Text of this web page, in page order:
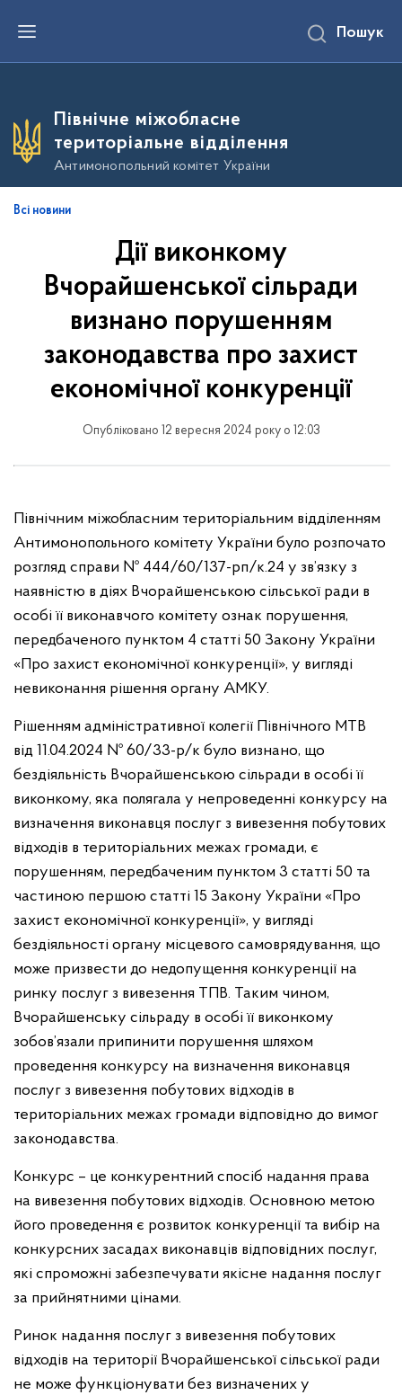
е
о
о
в
Пошук
Північне міжобласне
територіальне відділення
Антимонопольний комітет України
Всі новини
Дії виконкому
Вчорайшенської сільради
визнано порушенням
законодавства про захист
економічної конкуренції
Опубліковано 12 вересня 2024 року о 12:03
Північним міжобласним територіальним відділенням
Антимонопольного комітету України було розпочато
розгляд справи № 444/60/137-рп/к.24 у зв’язку з
наявністю в діях Вчорайшенською сільської ради в
особі її виконавчого комітету ознак порушення,
передбаченого пунктом 4 статті 50 Закону України
«Про захист економічної конкуренції», у вигляді
невиконання рішення органу АМКУ.
Рішенням адміністративної колегії Північного МТВ
від 11.04.2024 № 60/33-р/к було визнано, що
бездіяльність Вчорайшенською сільради в особі її
виконкому, яка полягала у непроведенні конкурсу на
визначення виконавця послуг з вивезення побутових
відходів в територіальних межах громади, є
порушенням, передбаченим пунктом 3 статті 50 та
частиною першою статті 15 Закону України «Про
захист економічної конкуренції», у вигляді
бездіяльності органу місцевого самоврядування, що
може призвести до недопущення конкуренції на
ринку послуг з вивезення ТПВ. Таким чином,
Вчорайшенську сільраду в особі її виконкому
зобов’язали припинити порушення шляхом
проведення конкурсу на визначення виконавця
послуг з вивезення побутових відходів в
територіальних межах громади відповідно до вимог
законодавства.
Конкурс – це конкурентний спосіб надання права
на вивезення побутових відходів. Основною метою
його проведення є розвиток конкуренції та вибір на
конкурсних засадах виконавців відповідних послуг,
які спроможні забезпечувати якісне надання послуг
за прийнятними цінами.
Ринок надання послуг з вивезення побутових
відходів на території Вчорайшенської сільської ради
не може функціонувати без визначених у